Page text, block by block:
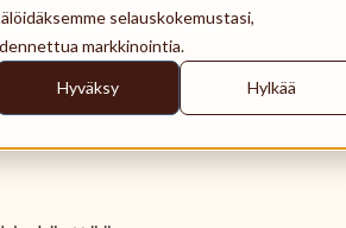
selauskokemustasi,
markkinointia.
Hyväksy Hylkää